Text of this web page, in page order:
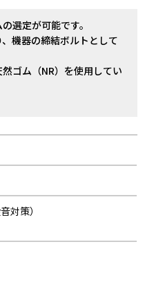
選定が可能です。
機器の締結ボルトとして
ゴム（NR）を使用してい
対策）